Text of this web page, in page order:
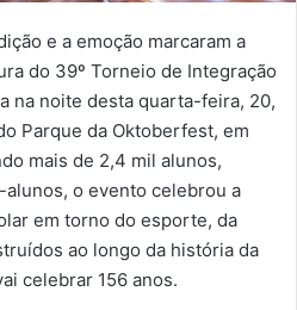
e a emoção marcaram a
do 39º Torneio de Integração
na noite desta quarta-feira, 20,
Parque da Oktoberfest, em
mais de 2,4 mil alunos,
o evento celebrou a
em torno do esporte, da
ao longo da história da
celebrar 156 anos.